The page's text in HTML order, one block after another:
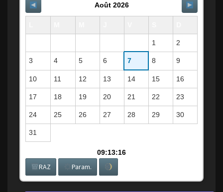
Août 2026
1 2
3 4 5 6 7 8 9
10 11 12 13 14 15 16
17 18 19 20 21 22 23
24 25 26 27 28 29 30
31
09:13:17
RAZ Param.